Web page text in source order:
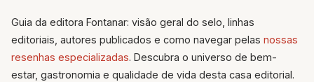
Guia da editora Fontanar: visão geral do selo, linhas
editoriais, autores publicados e como navegar pelas nossas
resenhas especializadas. Descubra o universo de bem-
estar, gastronomia e qualidade de vida desta casa editorial.